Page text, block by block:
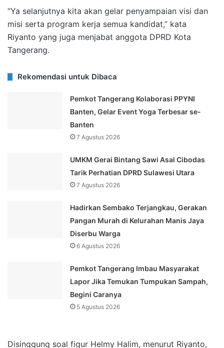
“Ya selanjutnya kita akan gelar penyampaian visi dan
misi serta program kerja semua kandidat,” kata
Riyanto yang juga menjabat anggota DPRD Kota
Tangerang.
Rekomendasi untuk Dibaca
Pemkot Tangerang Kolaborasi PPYNI
Banten, Gelar Event Yoga Terbesar se-
Banten
7 Agustus 2026
UMKM Gerai Bintang Sawi Asal Cibodas
Tarik Perhatian DPRD Sulawesi Utara
7 Agustus 2026
Hadirkan Sembako Terjangkau, Gerakan
Pangan Murah di Kelurahan Manis Jaya
Diserbu Warga
6 Agustus 2026
Pemkot Tangerang Imbau Masyarakat
Lapor Jika Temukan Tumpukan Sampah,
Begini Caranya
5 Agustus 2026
Disinggung soal figur Helmy Halim, menurut Riyanto,